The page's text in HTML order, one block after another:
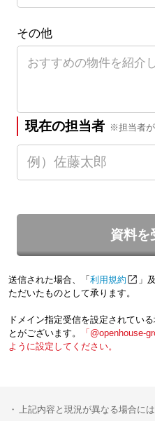
その他
現在の担当者 ※担当者
資料を
送信された場合、「 利用規約 」
ただいたものとして承ります。
ドメイン指定受信を設定されてい
とがございます。
「@openhouse-
ように設定してください。
上記内容と現況が異なる場合に